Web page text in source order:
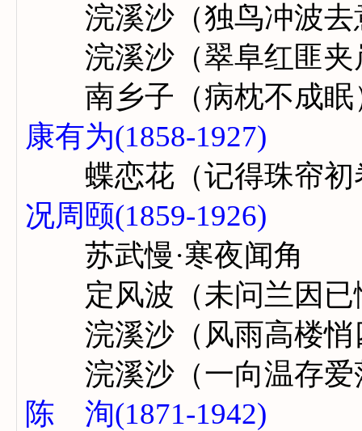
浣溪沙（独鸟冲波去
浣溪沙（翠阜红匪夹
南乡子（病枕不成眠
康有为(1858-1927)
蝶恋花（记得珠帘初
况周颐(1859-1926)
苏武慢·寒夜闻角
定风波（未问兰因已
浣溪沙（风雨高楼悄
浣溪沙（一向温存爱
陈 洵(1871-1942)